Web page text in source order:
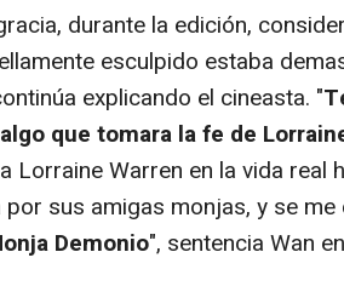
durante la edición,
esculpido estaba
explicando el cineasta. "
que tomara la fe de
Lorraine Warren en la vida real
por sus amigas monjas, y se
Demonio", sentencia Wan